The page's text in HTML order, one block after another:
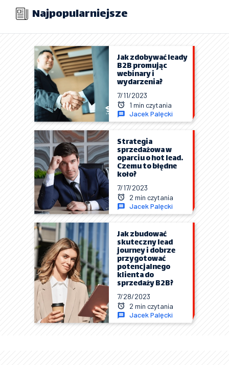
Najpopularniejsze
Jacek Palęcki
7/11/2023
1 min czytania
Jak zdobywać leady
B2B promując
webinary i
wydarzenia?
Jacek Palęcki
7/17/2023
2 min czytania
Strategia
sprzedażowa w
oparciu o hot lead.
Czemu to błędne
koło?
Jacek Palęcki
7/28/2023
2 min czytania
Jak zbudować
skuteczny lead
journey i dobrze
przygotować
potencjalnego
klienta do
sprzedaży B2B?